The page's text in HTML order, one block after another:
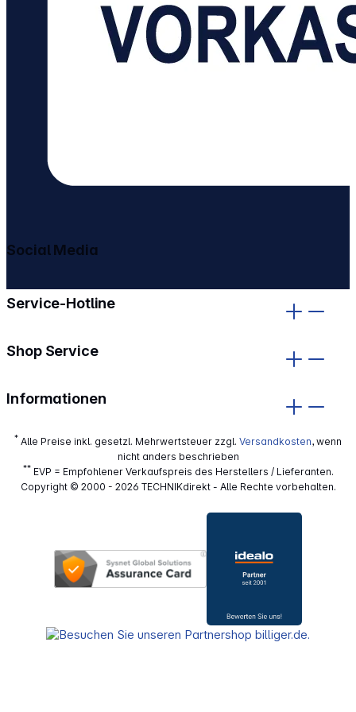
Service-Hotline
Shop Service
Informationen
Social Media
* Alle Preise inkl. gesetzl. Mehrwertsteuer zzgl. Versandkosten, wenn
nicht anders beschrieben
**EVP = Empfohlener Verkaufspreis des Herstellers / Lieferanten.
Copyright © 2000 - 2026 TECHNIKdirekt - Alle Rechte vorbehalten.